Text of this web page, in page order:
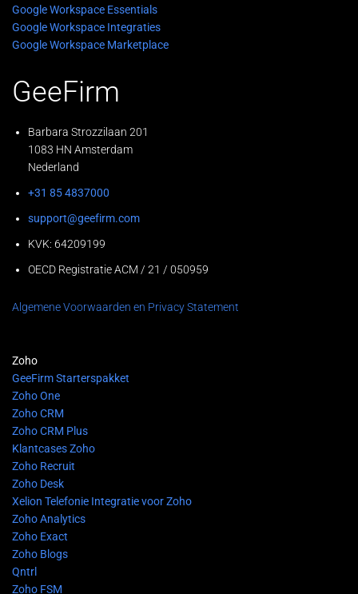
Google Workspace Essentials
Google Workspace Integraties
Google Workspace Marketplace
GeeFirm
Barbara Strozzilaan 201
1083 HN Amsterdam
Nederland
+31 85 4837000
support@geefirm.com
KVK: 64209199
OECD Registratie ACM / 21 / 050959
Algemene Voorwaarden en PrivacyStatement
Zoho
GeeFirm Starterspakket
Zoho One
Zoho CRM
Zoho CRM Plus
Klantcases Zoho
Zoho Recruit
Zoho Desk
Xelion Telefonie Integratie voor Zoho
Zoho Analytics
Zoho Exact
Zoho Blogs
Qntrl
Zoho FSM